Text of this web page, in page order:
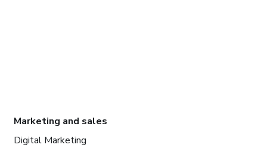
Marketing and sales
Digital Marketing